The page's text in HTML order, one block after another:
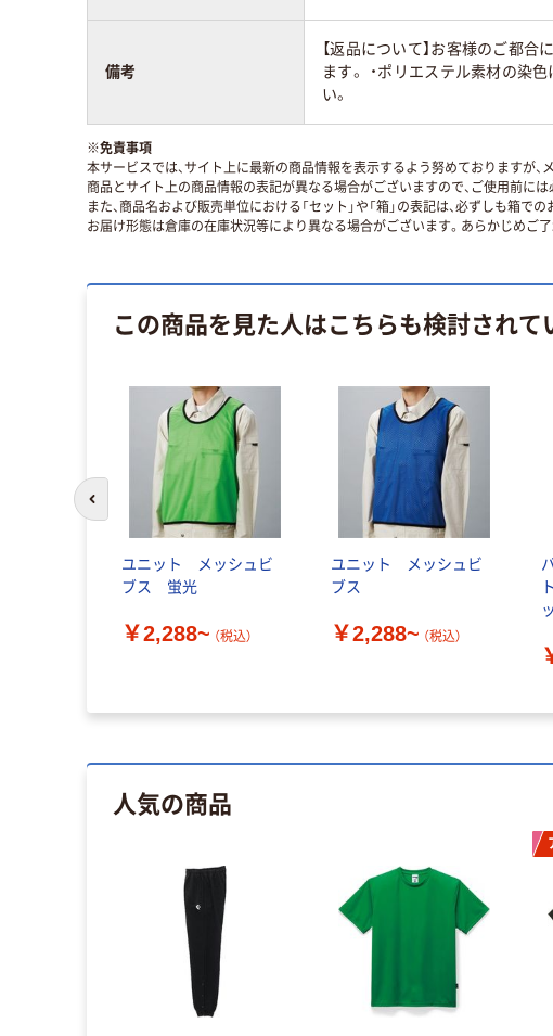
備考
【返品について】お客様のご都
ます。 ・ポリエステル素材の染
い。
※免責事項
本サービスでは、サイト上に最新の商品情報を表示するよう努めておりますが、
商品とサイト上の商品情報の表記が異なる場合がございますので、ご使用前に
また、商品名および販売単位における「セット」や「箱」の表記は、必ずしも箱で
お届け形態は倉庫の在庫状況等により異なる場合がございます。あらかじめご了
この商品を見た人はこちらも検討されて
ユニット メッシュビ
ブス 蛍光
￥2,288~ （税込）
ユニット メッシュビ
ブス
￥2,288~ （税込）
前のスライドへ
人気の商品